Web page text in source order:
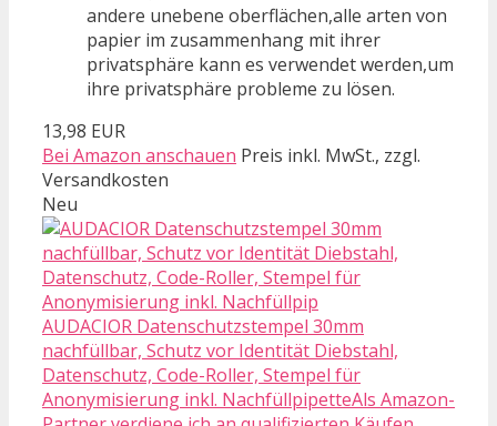
andere unebene oberflächen,alle arten von
papier im zusammenhang mit ihrer
privatsphäre kann es verwendet werden,um
ihre privatsphäre probleme zu lösen.
13,98 EUR
Bei Amazon anschauen Preis inkl. MwSt., zzgl.
Versandkosten
Neu
AUDACIOR Datenschutzstempel 30mm
nachfüllbar, Schutz vor Identität Diebstahl,
Datenschutz, Code-Roller, Stempel für
Anonymisierung inkl. NachfüllpipetteAls Amazon-